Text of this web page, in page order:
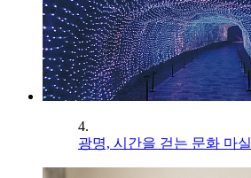
4.
광명, 시간을 걷는 문화 마